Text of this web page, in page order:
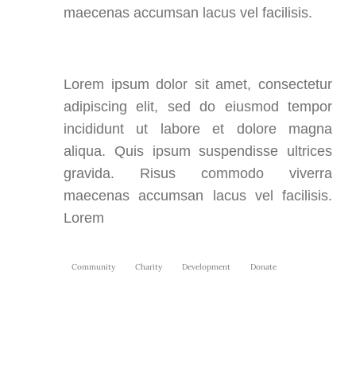
maecenas accumsan lacus vel facilisis.
Lorem ipsum dolor sit amet, consectetur
adipiscing elit, sed do eiusmod tempor
incididunt ut labore et dolore magna
aliqua. Quis ipsum suspendisse ultrices
gravida. Risus commodo viverra
maecenas accumsan lacus vel facilisis.
Lorem
Community Charity Development Donate